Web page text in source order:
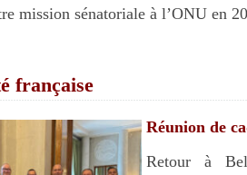
mission sénatoriale à l’ONU en
française
Réunion de
Retour à